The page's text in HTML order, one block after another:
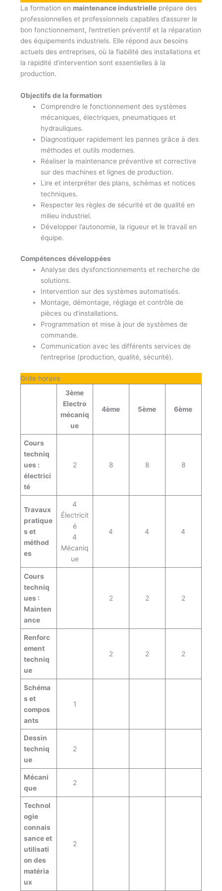
La formation en maintenance industrielleprépare des
professionnelles et professionnels capables d’assurer le
bon fonctionnement, l’entretien préventif et la réparation
des équipements industriels. Elle répond aux besoins
actuels des entreprises, où la fiabilité des installations et
la rapidité d’intervention sont essentielles à la
production.
Objectifs de la formation
Comprendre le fonctionnement des systèmes
mécaniques, électriques, pneumatiques et
hydrauliques.
Diagnostiquer rapidement les pannes grâce à des
méthodes et outils modernes.
Réaliser la maintenance préventive et corrective
sur des machines et lignes de production.
Lire et interpréter des plans, schémas et notices
techniques.
Respecter les règles de sécurité et de qualité en
milieu industriel.
Développer l’autonomie, la rigueur et le travail en
équipe.
Compétences développées
Analyse des dysfonctionnements et recherche de
solutions.
Intervention sur des systèmes automatisés.
Montage, démontage, réglage et contrôle de
pièces ou d’installations.
Programmation et mise à jour de systèmes de
commande.
Communication avec les différents services de
l’entreprise (production, qualité, sécurité).
Grille horaire
3ème
Electro
mécaniq
ue
4ème 5ème 6ème
Cours
techniq
ues :
électrici
té
2 8 8 8
Travaux
pratique
s et
méthod
es
4
Électricit
é
4
Mécaniq
ue
4 4 4
Cours
techniq
ues :
Mainten
ance
2 2 2
Renforc
ement
techniq
ue
2 2 2
Schéma
s et
compos
ants
1
Dessin
techniq
ue
2
Mécani
que
2
Technol
ogie
connais
sance et
utilisati
on des
matéria
ux
2